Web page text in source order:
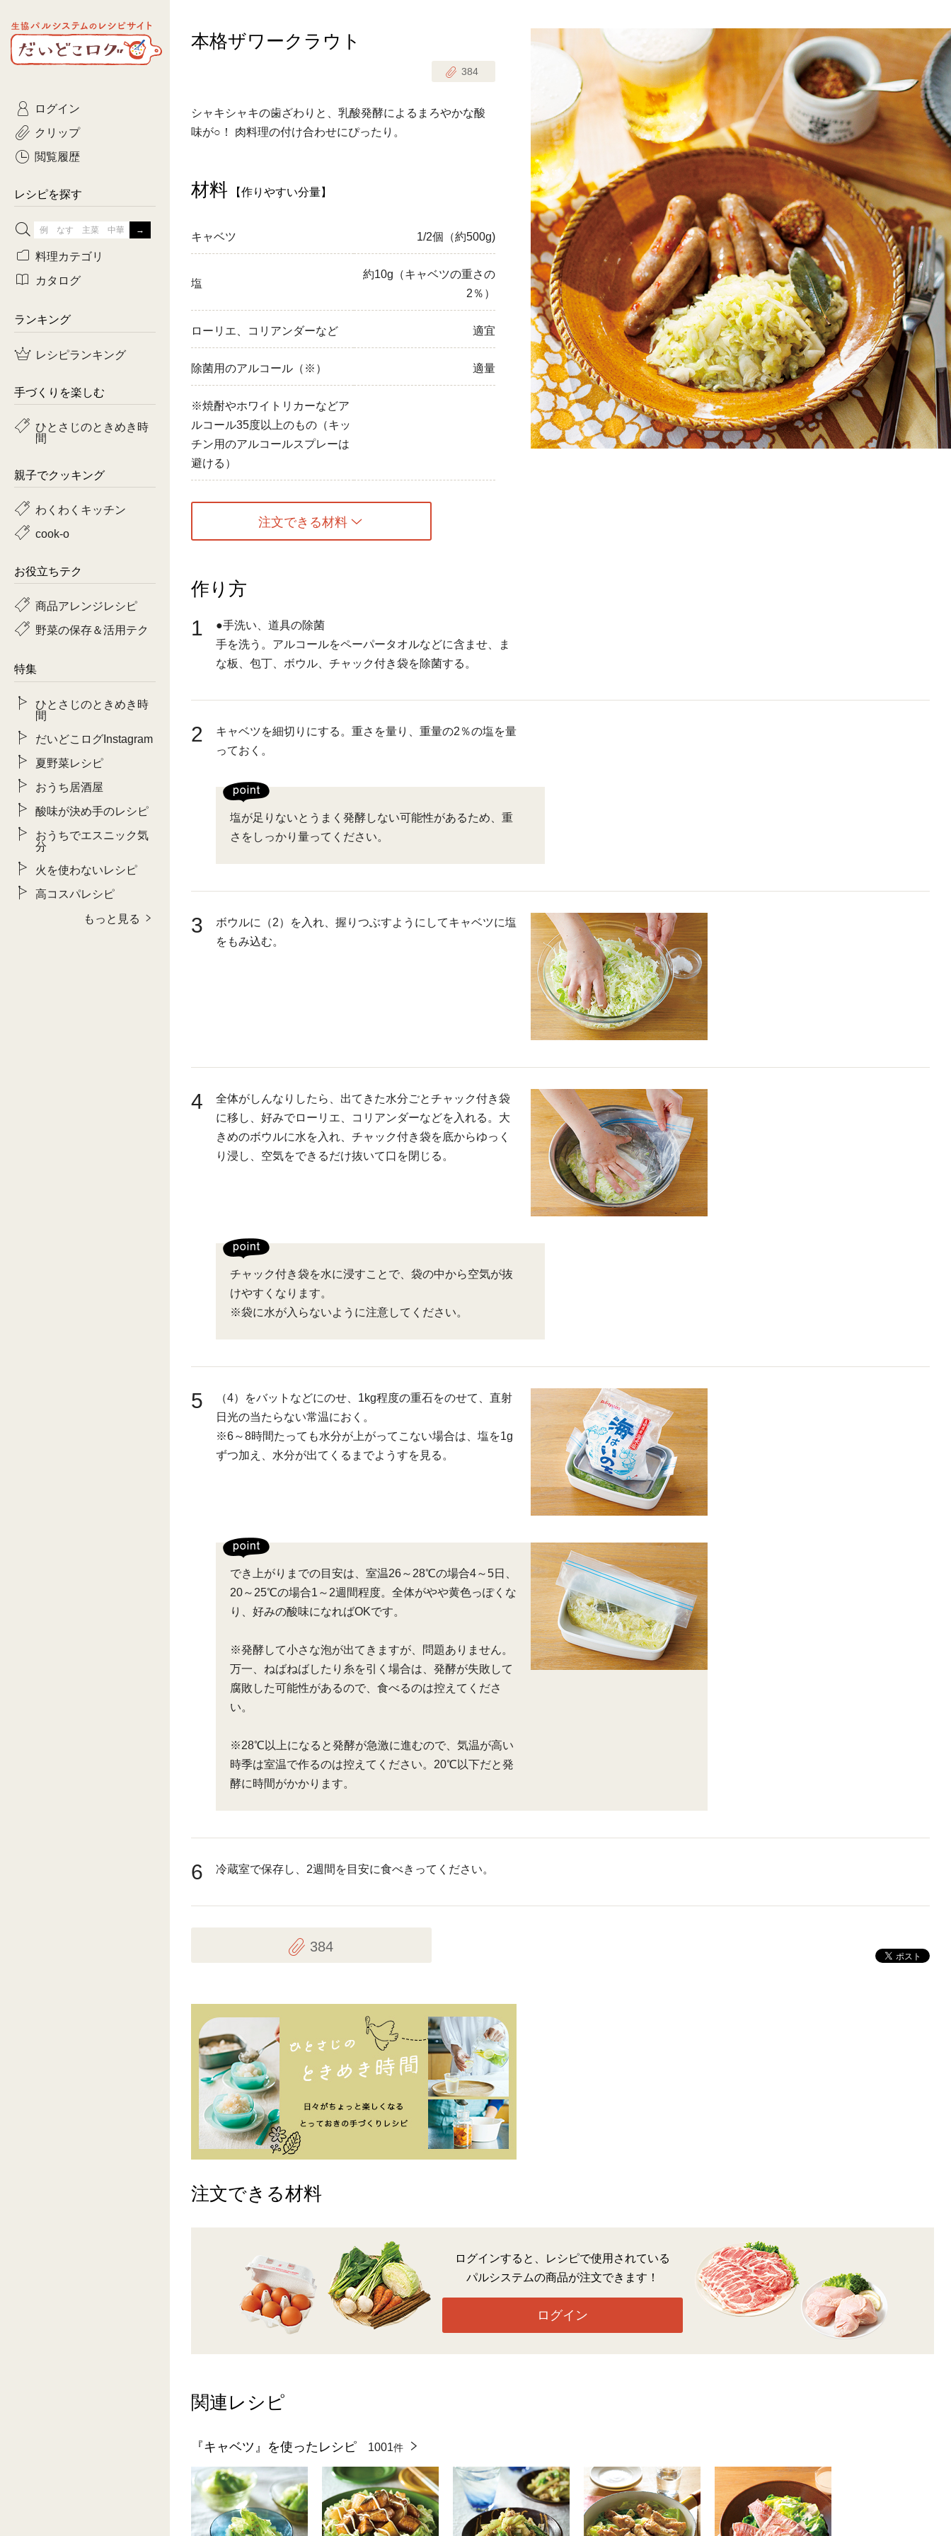
生協パルシステムのレシピ
サイト
だいどこログ
本格ザワークラウト
384
シャキシャキの歯ざわりと、乳酸発酵によるまろやかな酸
味が○！ 肉料理の付け合わせにぴったり。
材料 【作りやすい分量】
キャベツ 1/2個（約500g)
塩
約10g（キャベツの重さの
2％）
ローリエ、コリアンダーなど 適宜
除菌用のアルコール（※） 適量
※焼酎やホワイトリカーなどア
ルコール35度以上のもの（キッ
チン用のアルコールスプレーは
避ける）
注文できる材料
作り方
1
●手洗い、道具の除菌
手を洗う。アルコールをペーパータオルなどに含ませ、ま
な板、包丁、ボウル、チャック付き袋を除菌する。
2
キャベツを細切りにする。重さを量り、重量の2％の塩を量
っておく。
塩が足りないとうまく発酵しない可能性があるため、重
さをしっかり量ってください。
3
ボウルに（2）を入れ、握りつぶすようにしてキャベツに塩
をもみ込む。
4
全体がしんなりしたら、出てきた水分ごとチャック付き袋
に移し、好みでローリエ、コリアンダーなどを入れる。大
きめのボウルに水を入れ、チャック付き袋を底からゆっく
り浸し、空気をできるだけ抜いて口を閉じる。
チャック付き袋を水に浸すことで、袋の中から空気が抜
けやすくなります。
※袋に水が入らないように注意してください。
5
（4）をバットなどにのせ、1kg程度の重石をのせて、直射
日光の当たらない常温におく。
※6～8時間たっても水分が上がってこない場合は、塩を1g
ずつ加え、水分が出てくるまでようすを見る。
でき上がりまでの目安は、室温26～28℃の場合4～5日、
20～25℃の場合1～2週間程度。全体がやや黄色っぽくな
り、好みの酸味になればOKです。
※発酵して小さな泡が出てきますが、問題ありません。
万一、ねばねばしたり糸を引く場合は、発酵が失敗して
腐敗した可能性があるので、食べるのは控えてくださ
い。
※28℃以上になると発酵が急激に進むので、気温が高い
時季は室温で作るのは控えてください。20℃以下だと発
酵に時間がかかります。
6 冷蔵室で保存し、2週間を目安に食べきってください。
384
注文できる材料
ログインすると、レシピで使用されている
パルシステムの商品が注文できます！
ログイン
関連レシピ
『キャベツ』を使ったレシピ 1001 件
ログイン
クリップ
閲覧履歴
レシピを探す
ひとさじのときめき時間
おきらくだ 1歳半からの幼児食
飛田和緒さんレシピ
牛肉 豚肉
鶏肉
魚
ピーマン
トマト
料理カテゴリ
主菜
常備菜・作りおき お弁当
カタログ
コトコト
yumyumいっしょごはん
乾物屋さん
ランキング
レシピランキング
手づくりを楽しむ
ひとさじのときめき時
間
親子でクッキング
わくわくキッチン
cook-o
お役立ちテク
商品アレンジレシピ
野菜の保存＆活用テク
特集
ひとさじのときめき時
間
だいどこログInstagram
夏野菜レシピ
おうち居酒屋
酸味が決め手のレシピ
おうちでエスニック気
分
火を使わないレシピ
高コスパレシピ
もっと見る